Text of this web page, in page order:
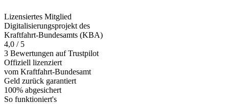
Lizensiertes Mitglied
Digitalisierungsprojekt des
Kraftfahrt-Bundesamts (KBA)
4,0 / 5
3 Bewertungen auf Trustpilot
Offiziell lizenziert
vom Kraftfahrt-Bundesamt
Geld zurück garantiert
100% abgesichert
So funktioniert's